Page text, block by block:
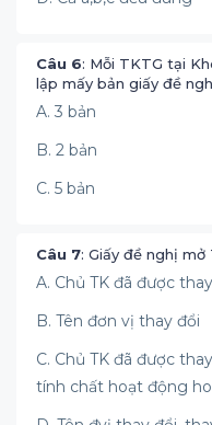
Câu 6: Mỗi TKTG tại
lập mấy bản giấy đề
A. 3 bản
B. 2 bản
C. 5 bản
Câu 7: Giấy đề nghị
A. Chủ TK đã được
B. Tên đơn vị thay đổi
C. Chủ TK đã được
tính chất hoạt động